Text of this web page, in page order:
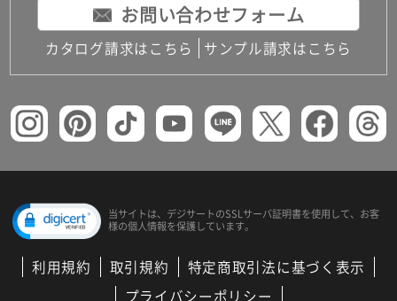
お問い合わせフォーム
カタログ請求はこちら サンプル請求はこちら
当サイトは、デジサートのSSLサーバ証明書を使用して、 お客
様の個人情報を保護しています。
利用規約 取引規約
特定商取引法に基づく表示
プライバシーポリシー